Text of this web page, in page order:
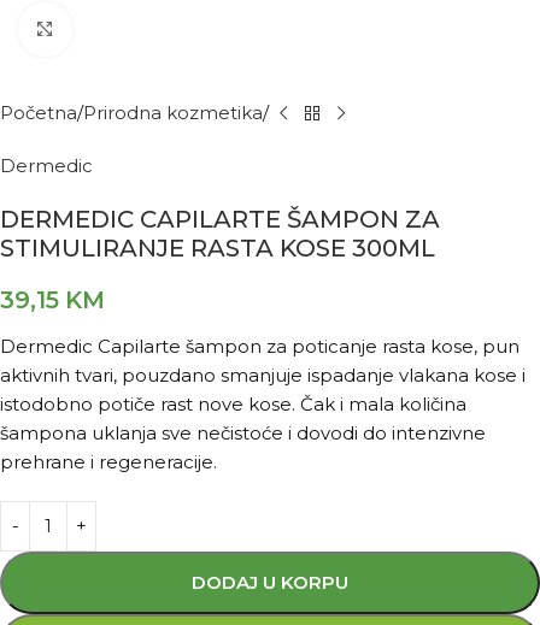
Početna Prirodna kozmetika
Dermedic
DERMEDIC CAPILARTE ŠAMPON ZA
STIMULIRANJE RASTA KOSE 300ML
39,15 KM
Dermedic Capilarte šampon za poticanje rasta kose, pun
aktivnih tvari, pouzdano smanjuje ispadanje vlakana kose i
istodobno potiče rast nove kose. Čak i mala količina
šampona uklanja sve nečistoće i dovodi do intenzivne
prehrane i regeneracije.
DODAJ U KORPU